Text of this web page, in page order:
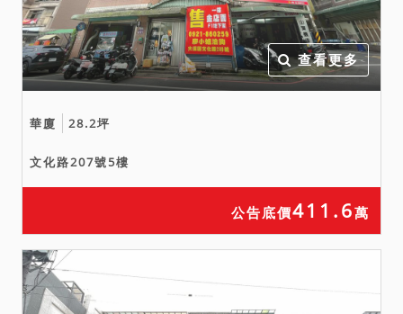
符時，一律以本院公告欄張
貼之拍賣公告內容為準。
查看更多
華廈 28.2坪
文化路207號5樓
公告底價411.6萬